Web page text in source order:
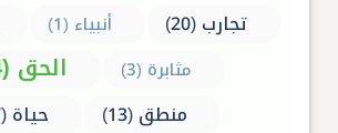
تجارب (20) أنبياء (1)
مثابرة (3)
الحق (44)
منطق (13) حياة (17)